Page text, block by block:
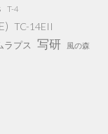
T-4
TC-14EII
ラプス 写研 風の森